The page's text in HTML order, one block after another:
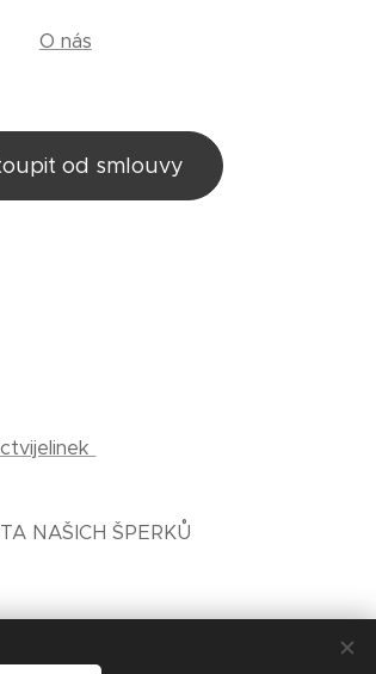
O nás
od smlouvy
NAŠICH ŠPERKŮ